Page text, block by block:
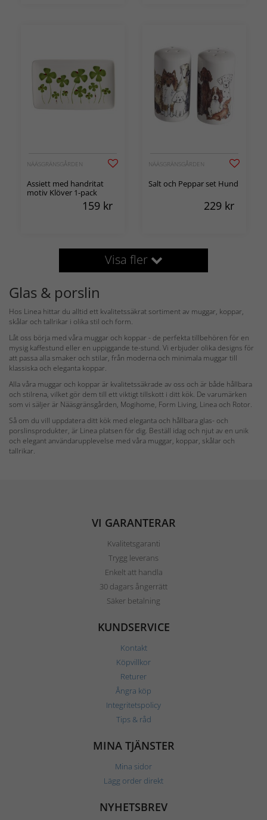
NÄÄSGRÄNSGÅRDEN
Assiett med handritat
motiv Klöver 1-pack
159 kr
NÄÄSGRÄNSGÅRDEN
Salt och Peppar set Hund
229 kr
Visa fler
Glas & porslin
Hos Linea hittar du alltid ett kvalitetssäkrat sortiment av muggar, koppar,
skålar och tallrikar i olika stil och form.
Låt oss börja med våra muggar och koppar - de perfekta tillbehören för en
mysig kaffestund eller en uppiggande te-stund. Vi erbjuder olika designs för
att passa alla smaker och stilar, från moderna och minimala muggar till
klassiska och eleganta koppar.
Alla våra muggar och koppar är kvalitetssäkrade av oss och är både hållbara
och stilrena, vilket gör dem till ett viktigt tillskott i ditt kök. De varumärken
som vi säljer är Nääsgränsgården, Mogihome, Form Living, Linea och Rotor.
Så om du vill uppdatera ditt kök med eleganta och hållbara glas- och
porslinsprodukter, är Linea platsen för dig. Beställ idag och njut av en unik
och elegant användarupplevelse med våra muggar, koppar, skålar och
tallrikar.
VI GARANTERAR
Kvalitetsgaranti
Trygg leverans
Enkelt att handla
30 dagars ångerrätt
Säker betalning
KUNDSERVICE
Kontakt
Köpvillkor
Returer
Ångra köp
Integritetspolicy
Tips & råd
MINA TJÄNSTER
Mina sidor
Lägg order direkt
NYHETSBREV